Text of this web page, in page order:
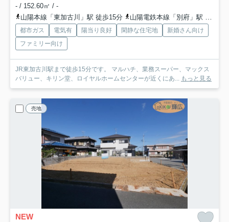
- / 152.60㎡ / -
山陽本線「東加古川」駅 徒歩15分
山陽電鉄本線「別府」駅 徒歩25分
都市ガス 電気有 陽当り良好 閑静な住宅地
新婚さん向け
ファミリー向け
JR東加古川駅まで徒歩15分です。 マルハチ、業務スーパー、マックス
バリュー、キリン堂、ロイヤルホームセンターが近くにあ...
もっと見る
売地
NEW